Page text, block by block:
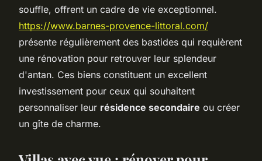
souffle, offrent un cadre de vie exceptionnel.
https://www.barnes-provence-littoral.com/
présente régulièrement des bastides qui requièrent
une rénovation pour retrouver leur splendeur
d'antan. Ces biens constituent un excellent
investissement pour ceux qui souhaitent
personnaliser leur résidence secondaire ou créer
un gîte de charme.